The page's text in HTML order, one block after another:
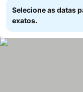
Selecione as datas
exatos.